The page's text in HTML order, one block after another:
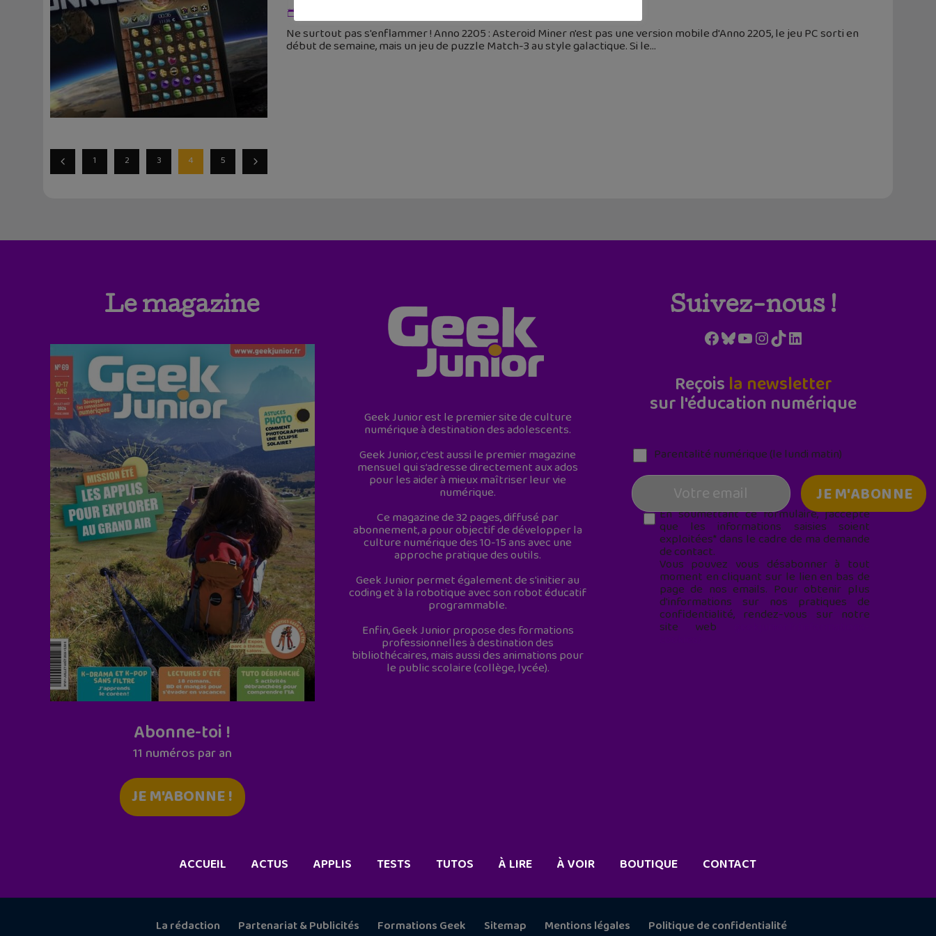
Ne surtout pas s'enflammer ! Anno 2205 : Asteroid Miner n'est pas une version mobile d'Anno 2205, le jeu PC sorti en
début de semaine, mais un jeu de puzzle Match-3 au style galactique. Si le
1 2 3 4 5
Le magazine
Abonne-toi !
11 numéros par an
JE M'ABONNE !
Geek Junior est le premier site de culture
numérique à destination des adolescents.
Geek Junior, c’est aussi le premier magazine
mensuel qui s’adresse directement aux ados
pour les aider à mieux maîtriser leur vie
numérique.
Ce magazine de 32 pages, diffusé par
abonnement, a pour objectif de développer la
culture numérique des 10-15 ans avec une
approche pratique des outils.
Geek Junior permet également de s'initier au
coding et à la robotique avec son robot éducatif
programmable.
Enfin, Geek Junior propose des formations
professionnelles à destination des
bibliothécaires, mais aussi des animations pour
le public scolaire (collège, lycée).
Suivez-nous !
Facebook
Bluesky
YouTube
Instagram
TikTokLinkedIn
Reçois la newsletter
sur l'éducation numérique
Parentalité numérique (le lundi matin)
En soumettant ce formulaire, j’accepte
que les informations saisies soient
exploitées* dans le cadre de ma demande
de contact.
Vous pouvez vous désabonner à tout
moment en cliquant sur le lien en bas de
page de nos emails. Pour obtenir plus
d'informations sur nos pratiques de
confidentialité, rendez-vous sur notre
site web
ACCUEIL ACTUS APPLIS TESTS TUTOS À LIRE À VOIR BOUTIQUE CONTACT
La rédaction Partenariat & Publicités Formations Geek Sitemap Mentions légales Politique de confidentialité